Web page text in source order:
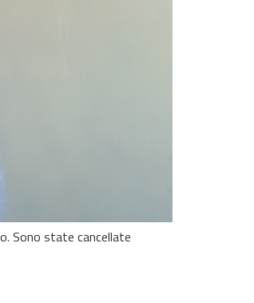
Sono state cancellate